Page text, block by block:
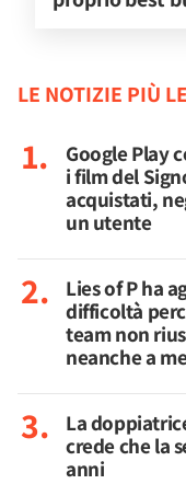
LE NOTIZIE PIÙ
Google Play
i film del
acquistati,
un utente
Lies of P ha
difficoltà
team non
neanche a
La
crede che la
anni